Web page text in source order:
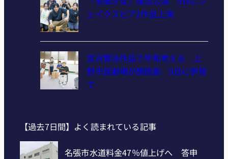
ェイクスピア2作品上演
宮沢賢治作品で平和考える 上
野市民劇場が朗読劇 9日に伊賀
で
【過去7日間】よく読まれている記事